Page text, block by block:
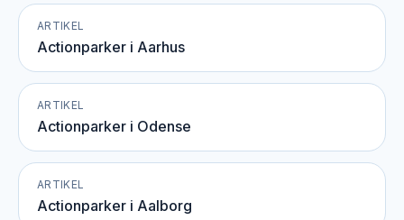
ARTIKEL
Actionparker i Aarhus
ARTIKEL
Actionparker i Odense
ARTIKEL
Actionparker i Aalborg